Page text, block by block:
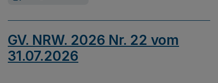
GV. NRW. 2026 Nr. 22 vom
31.07.2026